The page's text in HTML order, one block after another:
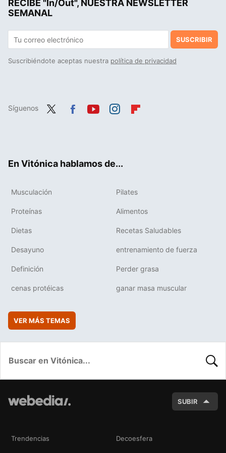
RECIBE "In/Out", NUESTRA NEWSLETTER
SEMANAL
SUSCRIBIR
Suscribiéndote aceptas nuestra política de privacidad
Síguenos
En Vitónica hablamos de...
Musculación Pilates
Proteínas Alimentos
Dietas Recetas Saludables
Desayuno entrenamiento de fuerza
Definición Perder grasa
cenas protéicas ganar masa muscular
VER MÁS TEMAS
SUBIR
Trendencias Decoesfera